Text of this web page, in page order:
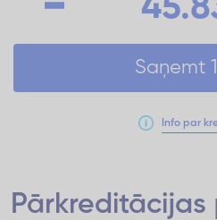
Saņemt
Info par
Pārkreditācijas